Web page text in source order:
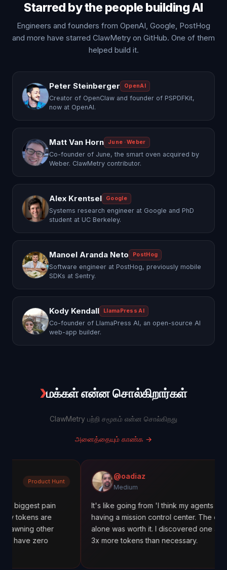
Starred by the people building AI
Engineers and founders from OpenAI, Google, PostHog
and more have starred ClawMetry on GitHub. One of them
helped build it.
Peter Steinberger OpenAI
Creator of OpenClaw and founder of PSPDFKit,
now at OpenAI.
Matt Van Horn June · Weber
Co-founder of June, the smart oven acquired by
Weber. ClawMetry contributor.
Alex Krentsel Google
Systems research engineer at Google and PhD
student at UC Berkeley.
Manoel Aranda Neto PostHog
Software engineer at PostHog, previously mobile
SDKs at Sentry.
Kody Kendall LlamaPress AI
Co-founder of LlamaPress AI, an open-source AI
web-app builder.
❯மக்கள் என்ன சொல்கிறார்கள்
ClawMetry பற்றி சமூகம் என்ன சொல்கிறது
அனைத்தையும் காண்க →
pain
@oadiaz
Medium
It's like going from 'I think my agents are working' to
having a mission control center. The cost tracking
alone was worth it. I discovered one agent was
3x more tokens than necessary.